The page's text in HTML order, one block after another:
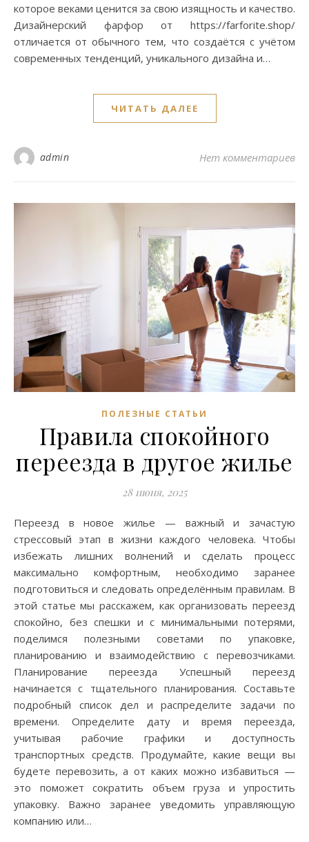
которое веками ценится за свою изящность и качество.
Дизайнерский фарфор от https://farforite.shop/
отличается от обычного тем, что создаётся с учётом
современных тенденций, уникального дизайна и…
ЧИТАТЬ ДАЛЕЕ
admin Нет комментариев
ПОЛЕЗНЫЕ СТАТЬИ
Правила спокойного
переезда в другое жилье
28 июня, 2025
Переезд в новое жилье — важный и зачастую
стрессовый этап в жизни каждого человека. Чтобы
избежать лишних волнений и сделать процесс
максимально комфортным, необходимо заранее
подготовиться и следовать определённым правилам. В
этой статье мы расскажем, как организовать переезд
спокойно, без спешки и с минимальными потерями,
поделимся полезными советами по упаковке,
планированию и взаимодействию с перевозчиками.
Планирование переезда Успешный переезд
начинается с тщательного планирования. Составьте
подробный список дел и распределите задачи по
времени. Определите дату и время переезда,
учитывая рабочие графики и доступность
транспортных средств. Продумайте, какие вещи вы
будете перевозить, а от каких можно избавиться —
это поможет сократить объем груза и упростить
упаковку. Важно заранее уведомить управляющую
компанию или…